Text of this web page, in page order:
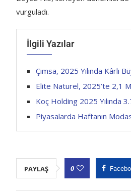
vurguladı.
İlgili Yazılar
Çimsa, 2025 Yılında Kârlı
Elite Naturel, 2025’te 2,1
Koç Holding 2025 Yılında
Piyasalarda Haftanın
PAYLAŞ 0